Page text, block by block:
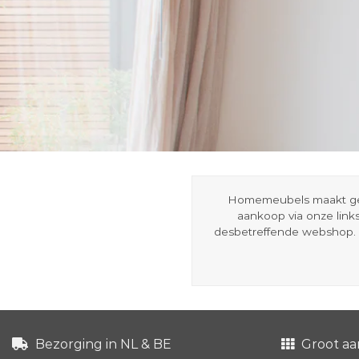
Homemeubels maakt
aankoop via onze
desbetreffende
Bezorging in NL & BE Groot